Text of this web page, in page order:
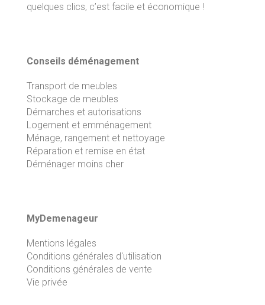
quelques clics, c’est facile et économique !
Conseils déménagement
Transport de meubles
Stockage de meubles
Démarches et autorisations
Logement et emménagement
Ménage, rangement et nettoyage
Réparation et remise en état
Déménager moins cher
MyDemenageur
Mentions légales
Conditions générales d'utilisation
Conditions générales de vente
Vie privée